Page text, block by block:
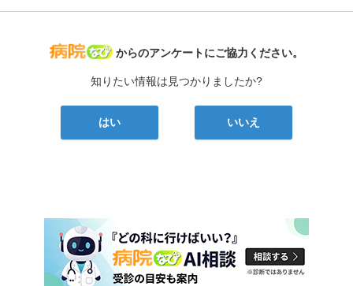
病院なび
からのアンケートにご協力ください。
知りたい情報は見つかりましたか?
はい いいえ